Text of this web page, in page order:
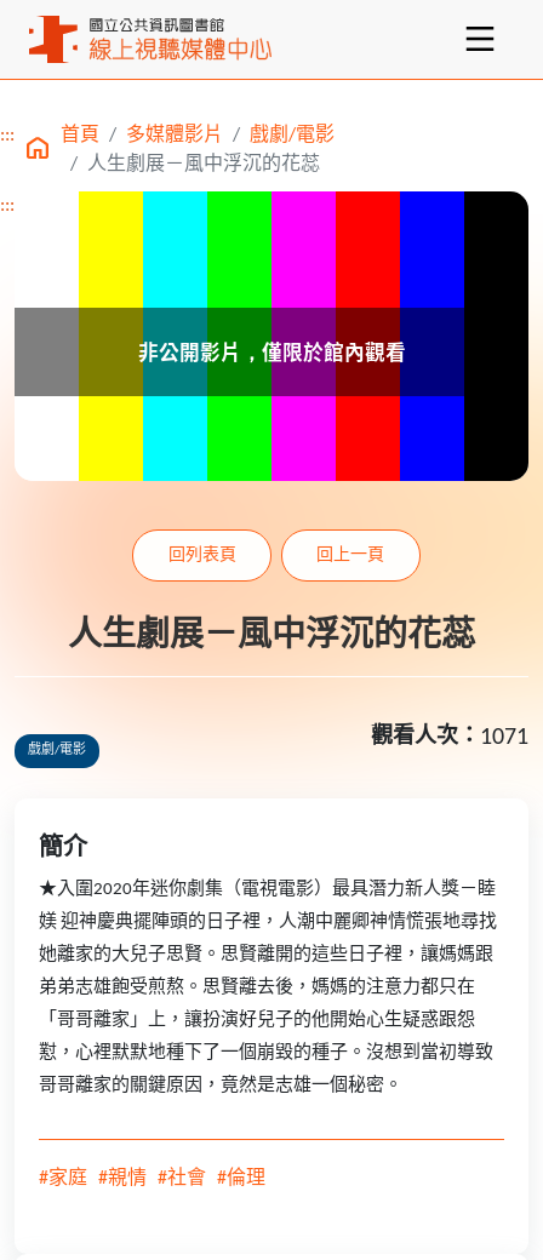
主要內容區塊
::: 首頁 多媒體影片
戲劇/電影
人生劇展－風中浮沉的花蕊
:::
人生劇展－風中浮沉的花蕊
回列表頁 回上一頁
戲劇/電影
觀看人次： 1071
簡介
★入圍2020年迷你劇集（電視電影）最具潛力新人獎－睦
媄 迎神慶典擺陣頭的日子裡，人潮中麗卿神情慌張地尋找
她離家的大兒子思賢。思賢離開的這些日子裡，讓媽媽跟
弟弟志雄飽受煎熬。思賢離去後，媽媽的注意力都只在
「哥哥離家」上，讓扮演好兒子的他開始心生疑惑跟怨
懟，心裡默默地種下了一個崩毀的種子。沒想到當初導致
哥哥離家的關鍵原因，竟然是志雄一個秘密。
#家庭 #親情 #社會 #倫理